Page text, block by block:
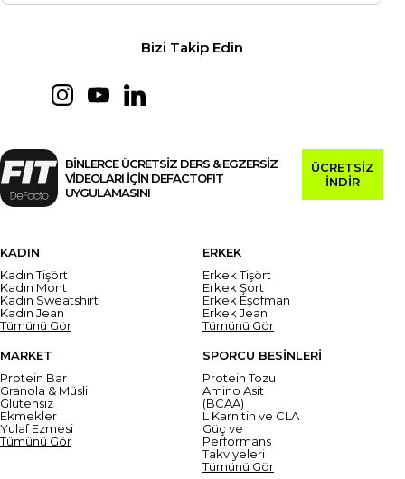
Bizi Takip Edin
BİNLERCE ÜCRETSİZ DERS & EGZERSİZ
VİDEOLARI İÇİN DEFACTOFIT
UYGULAMASINI
ÜCRETSİZ
İNDİR
KADIN
Kadın Tişört
Kadın Mont
Kadın Sweatshirt
Kadın Jean
Tümünü Gör
ERKEK
Erkek Tişört
Erkek Şort
Erkek Eşofman
Erkek Jean
Tümünü Gör
MARKET
Protein Bar
Granola & Müsli
Glutensiz
Ekmekler
Yulaf Ezmesi
Tümünü Gör
SPORCU BESİNLERİ
Protein Tozu
Amino Asit
(BCAA)
L Karnitin ve CLA
Güç ve
Performans
Takviyeleri
Tümünü Gör